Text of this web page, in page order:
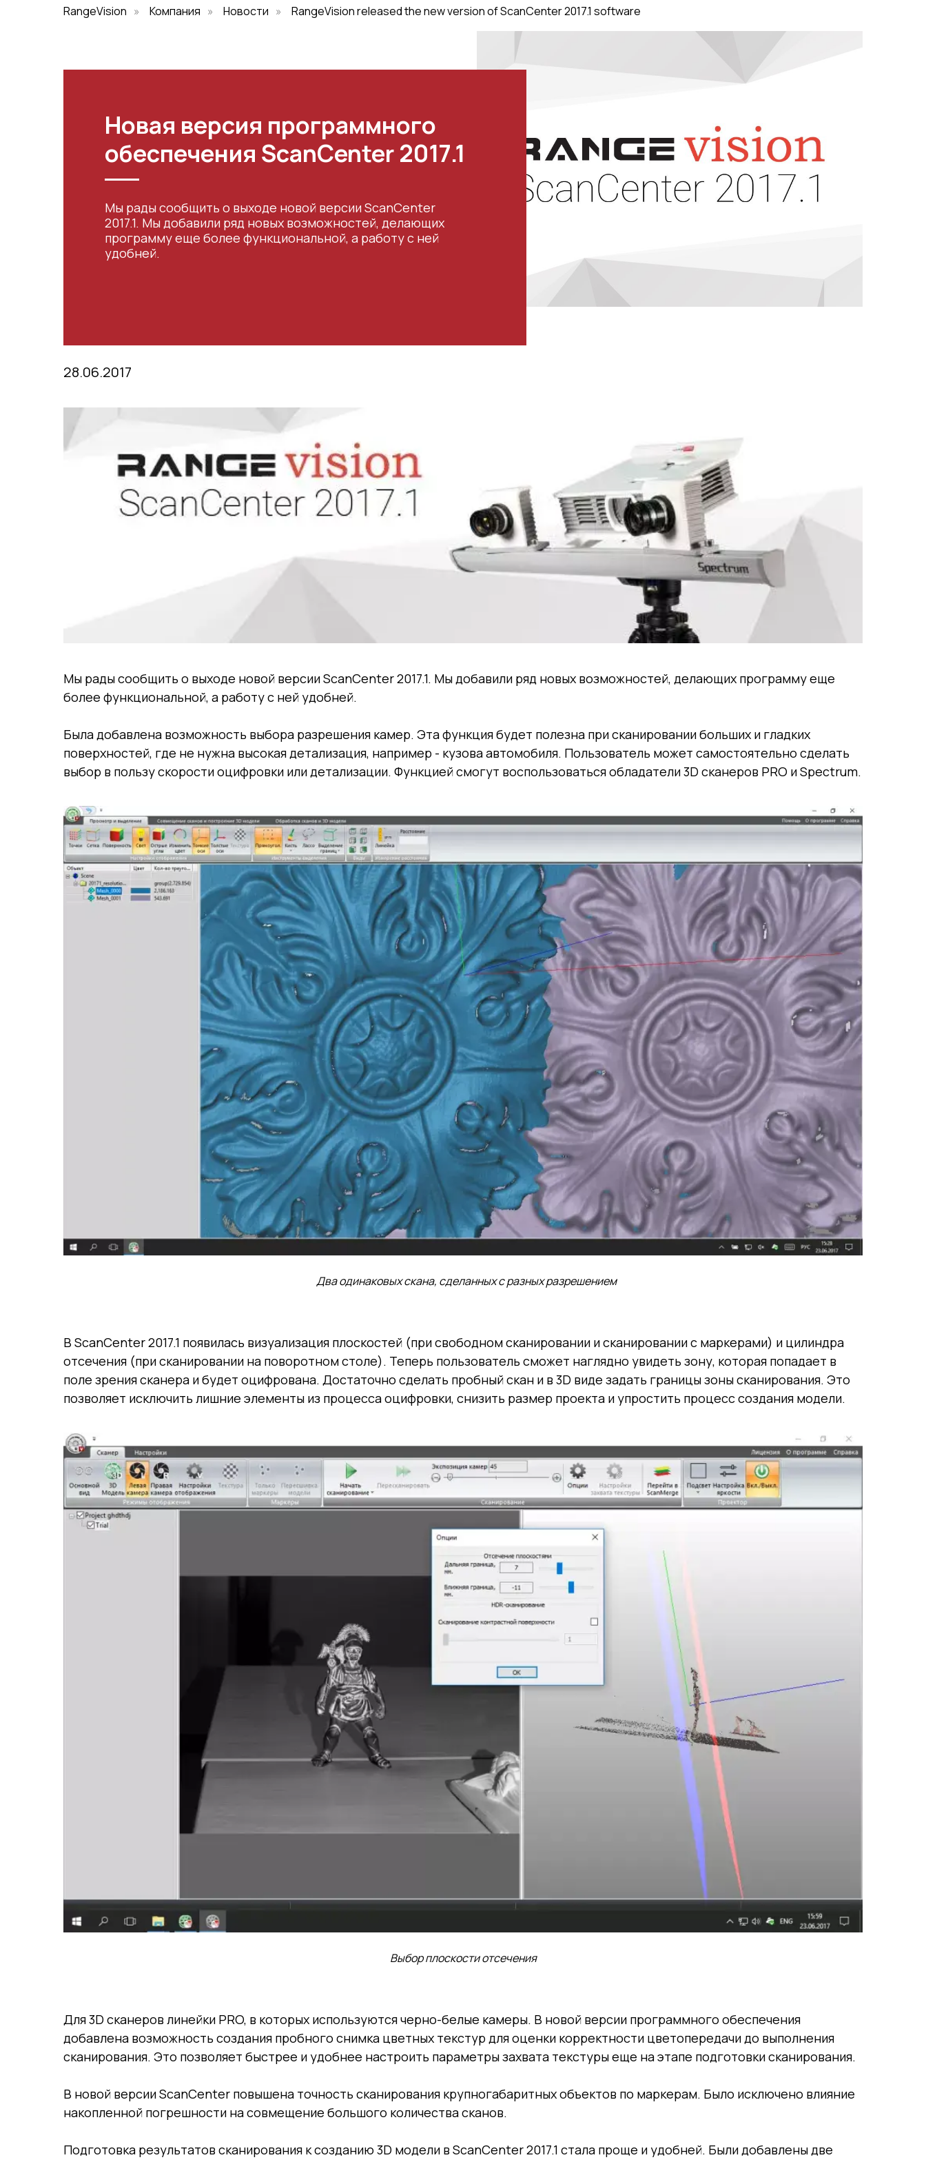
RangeVision » Компания » Новости » RangeVision released the new version of ScanCenter 2017.1 software
Новая версия программного
обеспечения ScanCenter 2017.1
Мы рады сообщить о выходе новой версии ScanCenter
2017.1. Мы добавили ряд новых возможностей, делающих
программу еще более функциональной, а работу с ней
удобней.
28.06.2017
Мы рады сообщить о выходе новой версии ScanCenter 2017.1. Мы добавили ряд новых возможностей, делающих программу еще
более функциональной, а работу с ней удобней.
Была добавлена возможность выбора разрешения камер. Эта функция будет полезна при сканировании больших и гладких
поверхностей, где не нужна высокая детализация, например - кузова автомобиля. Пользователь может самостоятельно сделать
выбор в пользу скорости оцифровки или детализации. Функцией смогут воспользоваться обладатели 3D сканеров PRO и Spectrum.
Два одинаковых скана, сделанных с разных разрешением
В ScanCenter 2017.1 появилась визуализация плоскостей (при свободном сканировании и сканировании с маркерами) и цилиндра
отсечения (при сканировании на поворотном столе). Теперь пользователь сможет наглядно увидеть зону, которая попадает в
поле зрения сканера и будет оцифрована. Достаточно сделать пробный скан и в 3D виде задать границы зоны сканирования. Это
позволяет исключить лишние элементы из процесса оцифровки, снизить размер проекта и упростить процесс создания модели.
Выбор плоскости отсечения
Для 3D сканеров линейки PRO, в которых используются черно-белые камеры. В новой версии программного обеспечения
добавлена возможность создания пробного снимка цветных текстур для оценки корректности цветопередачи до выполнения
сканирования. Это позволяет быстрее и удобнее настроить параметры захвата текстуры еще на этапе подготовки сканирования.
В новой версии ScanCenter повышена точность сканирования крупногабаритных объектов по маркерам. Было исключено влияние
накопленной погрешности на совмещение большого количества сканов.
Подготовка результатов сканирования к созданию 3D модели в ScanCenter 2017.1 стала проще и удобней. Были добавлены две